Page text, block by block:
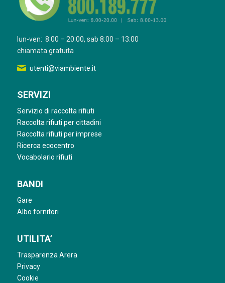
lun-ven: 8:00 – 20:00, sab 8:00 – 13:00
chiamata gratuita
utenti@viambiente.it
SERVIZI
Servizio di raccolta rifiuti
Raccolta rifiuti per cittadini
Raccolta rifiuti per imprese
Ricerca ecocentro
Vocabolario rifiuti
BANDI
Gare
Albo fornitori
UTILITA’
Trasparenza Arera
Privacy
Cookie